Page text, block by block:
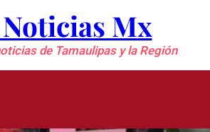
Mx
de Tamaulipas y la Región